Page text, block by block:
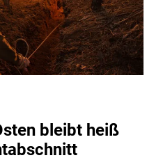
bleibt heiß